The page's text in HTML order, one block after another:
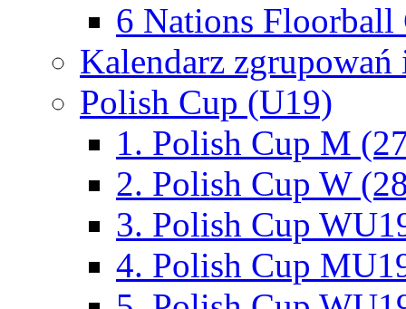
6 Nations Floorball
Kalendarz
Polish Cup (U19)
1. Polish Cup M
2. Polish Cup W
3. Polish Cup
4. Polish Cup